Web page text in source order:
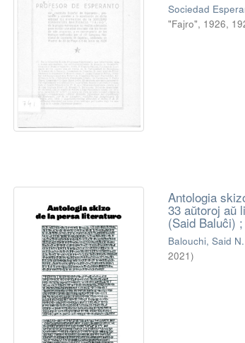
Sociedad
"Fajro", 1926,
Antologia
33 aŭtoroj aŭ
(Said Baluĉi)
Balouchi, Said
2021)